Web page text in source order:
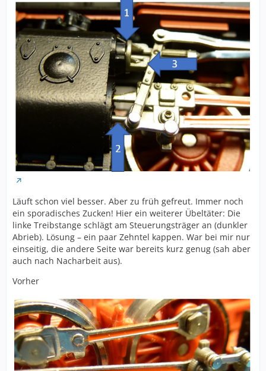
Läuft schon viel besser. Aber zu früh gefreut. Immer noch
ein sporadisches Zucken! Hier ein weiterer Übeltäter: Die
linke Treibstange schlägt am Steuerungsträger an (dunkler
Abrieb). Lösung – ein paar Zehntel kappen. War bei mir nur
einseitig, die andere Seite war bereits kurz genug (sah aber
auch nach Nacharbeit aus).
Vorher